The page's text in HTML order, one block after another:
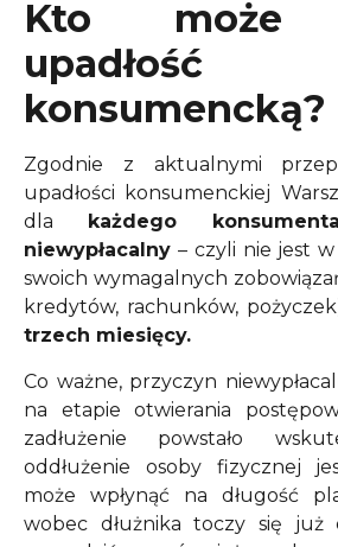
Kto może
upadłość
konsumencką?
Zgodnie z aktualnymi
upadłości konsumenckiej
dla
każdego
niewypłacalny – czyli nie jest
swoich wymagalnych
kredytów, rachunków,
trzech miesięcy.
Co ważne, przyczyn
na etapie otwierania
zadłużenie powstało
oddłużenie osoby fizycznej
może wpłynąć na długość
wobec dłużnika toczy się już